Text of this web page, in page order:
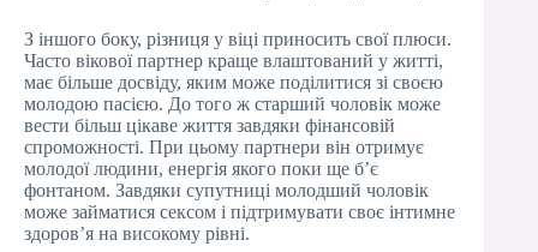
З іншого боку, різниця у віці приносить свої плюси.
Часто вікової партнер краще влаштований у житті,
має більше досвіду, яким може поділитися зі своєю
молодою пасією. До того ж старший чоловік може
вести більш цікаве життя завдяки фінансовій
спроможності. При цьому партнери він отримує
молодої людини, енергія якого поки ще б’є
фонтаном. Завдяки супутниці молодший чоловік
може займатися сексом і підтримувати своє інтимне
здоров’я на високому рівні.